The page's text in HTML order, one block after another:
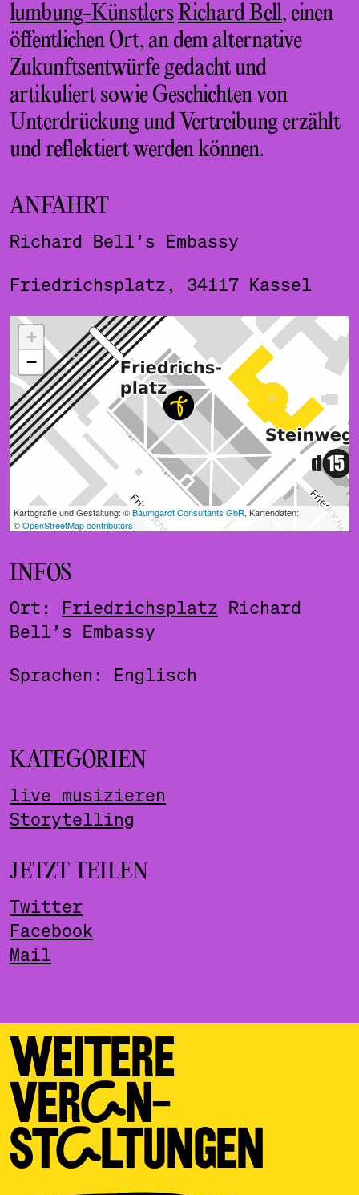
lumbung-KünstlersRichard Bell, einen
öffentlichen Ort, an dem alternative
Zukunftsentwürfe gedacht und
artikuliert sowie Geschichten von
Unterdrückung und Vertreibung erzählt
und reflektiert werden können.
ANFAHRT
Richard Bell’s Embassy
Friedrichsplatz, 34117 Kassel
ˇ
INFOS
Ort: Friedrichsplatz Richard
Bell’s Embassy
Sprachen: Englisch
KATEGORIEN
live musizieren
Storytelling
JETZT TEILEN
Twitter
Facebook
Mail
WEITERE
VERAN­
STALTUNGEN